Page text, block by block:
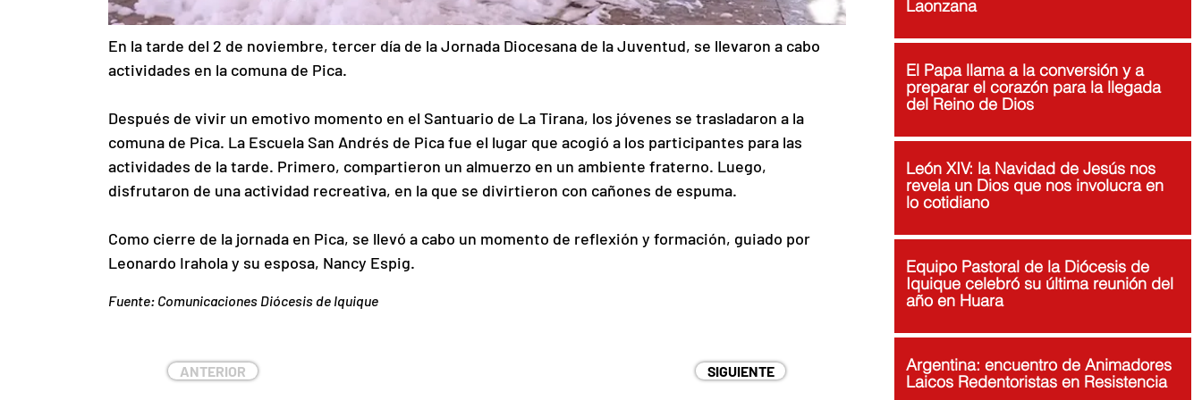
En la tarde del 2 de noviembre, tercer día de la Jornada Diocesana de la Juventud, se llevaron a cabo
actividades en la comuna de Pica.
Después de vivir un emotivo momento en el Santuario de La Tirana, los jóvenes se trasladaron a la
comuna de Pica. La Escuela San Andrés de Pica fue el lugar que acogió a los participantes para las
actividades de la tarde. Primero, compartieron un almuerzo en un ambiente fraterno. Luego,
disfrutaron de una actividad recreativa, en la que se divirtieron con cañones de espuma.
Como cierre de la jornada en Pica, se llevó a cabo un momento de reflexión y formación, guiado por
Leonardo Irahola y su esposa, Nancy Espig.
Fuente: Comunicaciones Diócesis de Iquique
ANTERIOR SIGUIENTE
Laonzana
El Papa llama a la conversión y a
preparar el corazón para la llegada
del Reino de Dios
León XIV: la Navidad de Jesús nos
revela un Dios que nos involucra en
lo cotidiano
Equipo Pastoral de la Diócesis de
Iquique celebró su última reunión del
año en Huara
Argentina: encuentro de Animadores
Laicos Redentoristas en Resistencia